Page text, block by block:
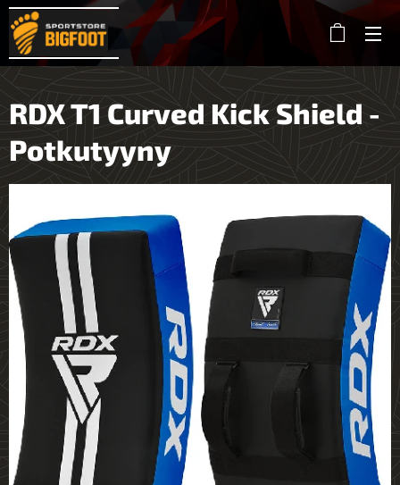
RDX T1 Curved Kick Shield -
Potkutyyny